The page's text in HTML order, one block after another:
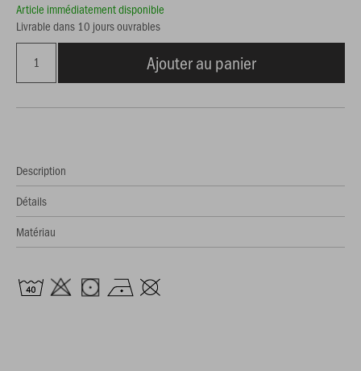
Article immédiatement disponible
Livrable dans 10 jours ouvrables
Ajouter au panier
Description
Détails
Matériau